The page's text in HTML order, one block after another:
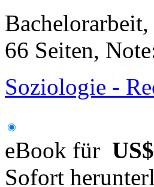
Bachelorarbeit,
66 Seiten,
Soziologie -
eBook für
Sofort